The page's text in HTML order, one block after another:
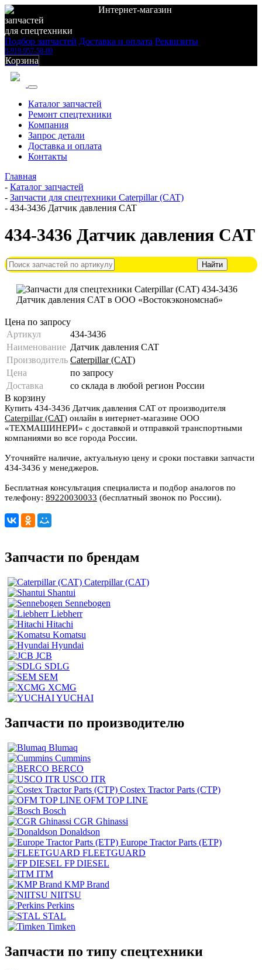
Интернет-магазин
запчастей
для спецтехники
Подбор запчастей Доставка и оплата Реквизиты
8-919-957-58-80
Корзина
Каталог запчастей
Ремонт спецтехники
Компания
Запрос детали
Доставка и оплата
Контакты
Главная
- Каталог запчастей
- Запчасти для спецтехники Caterpillar (CAT)
- 434-3436 Датчик давления CAT
434-3436 Датчик давления CAT
Цена по запросу
Артикул
434-3436
Наименование Датчик давления CAT
Производитель Caterpillar (CAT)
Цена
по запросу
Доставка
со склада в любой регион России
В корзину
Купить 434-3436 Датчик давления CAT от производителя
Caterpillar (CAT) онлайн в интернет-магазине ООО
«ТЕХМАШИНЕРИ» с доставкой и отправкой транспортными
компаниями во все города России.
Уточняйте наличие, актуальную цену и сроки поставки запчасти
434-3436 у менеджеров.
Бесплатная консультация специалиста и подбор аналогов по
телефону: 89220030033 (бесплатный звонок по России).
Запчасти по брендам
Caterpillar (CAT)
Shantui
Sennebogen
Liebherr
Hitachi
Komatsu
Hyundai
JCB
SDLG
SEM
XCMG
YUCHAI
Запчасти по производителю
Blumaq
Cummins
BERCO
USCO ITR
Costex Tractor Parts (CTP)
OFM TOP LINE
Bosch
CGR Ghinassi
Donaldson
Europe Tractor Parts (ETP)
FLEETGUARD
FP DIESEL
ITM
KMP Brand
NIITSU
Perkins
STAL
Timken
Запчасти по типу спецтехники